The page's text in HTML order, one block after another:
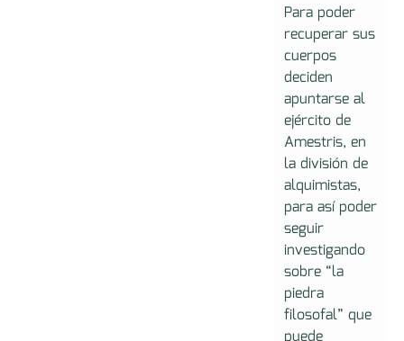
Para poder
recuperar sus
cuerpos
deciden
apuntarse al
ejército de
Amestris, en
la división de
alquimistas,
para así poder
seguir
investigando
sobre “la
piedra
filosofal” que